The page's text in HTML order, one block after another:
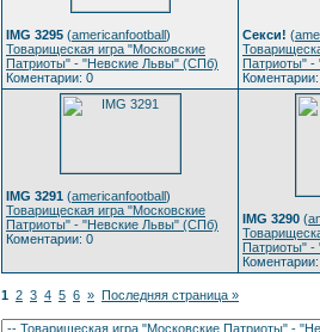
IMG 3295 (americanfootball)
Товарищеская игра "Московские
Патриоты" - "Невские Львы" (СПб)
Коментарии: 0
Секси! (
Патриоты"
IMG 3291 (americanfootball)
Товарищеская игра "Московские
Патриоты" - "Невские Львы" (СПб)
Коментарии: 0
IMG 3290 (
Патриоты"
1 2 3 4 5 6 » Последняя страница »